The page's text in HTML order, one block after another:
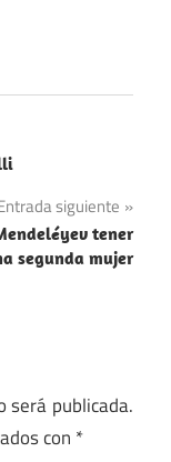
siguiente
tener
segunda mujer
será publicada.
con *